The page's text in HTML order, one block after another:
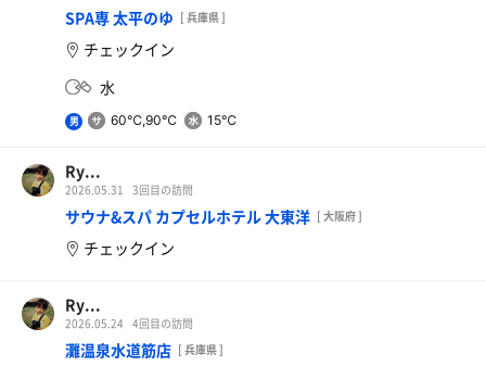
SPA専 太平のゆ [ 兵庫県 ]
チェックイン
水
男 60℃,90℃ 15℃
Ry...
2026.05.31 3回目の訪問
サウナ&スパ カプセルホテル 大東洋 [ 大阪府 ]
チェックイン
Ry...
2026.05.24 4回目の訪問
灘温泉水道筋店 [ 兵庫県 ]